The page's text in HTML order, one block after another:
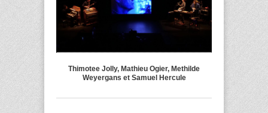
Thimotee Jolly, Mathieu Ogier, Methilde
Weyergans et Samuel Hercule